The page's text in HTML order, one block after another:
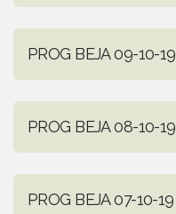
PROG BEJA 09-10-19
PROG BEJA 08-10-19
PROG BEJA 07-10-19